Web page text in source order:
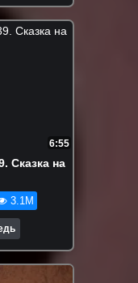
6:55
3.1M